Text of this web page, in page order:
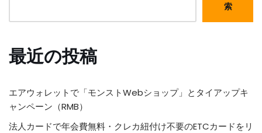
索
最近の投稿
エアウォレットで「モンストWebショップ」とタイアップキ
ャンペーン（RMB）
法人カードで年会費無料・クレカ紐付け不要のETCカードをリ